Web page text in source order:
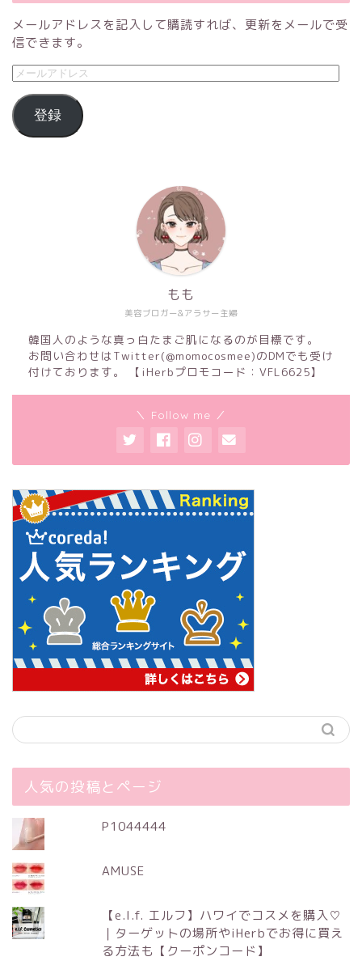
メールアドレスを記入して購読すれば、更新をメールで受
信できます。
登録
美容ブロガー&アラサー主婦
もも
韓国人のような真っ白たまご肌になるのが目標です。
お問い合わせはTwitter(@momocosmee)のDMでも受け
付けております。 【iHerbプロモコード：VFL6625】
＼ Follow me ／
人気の投稿とページ
P1044444
AMUSE
【e.l.f. エルフ】ハワイでコスメを購入♡
｜ターゲットの場所やiHerbでお得に買え
る方法も【クーポンコード】